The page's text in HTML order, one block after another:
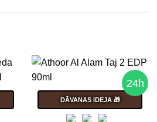
24h
DĀVANAS IDEJA 🎁